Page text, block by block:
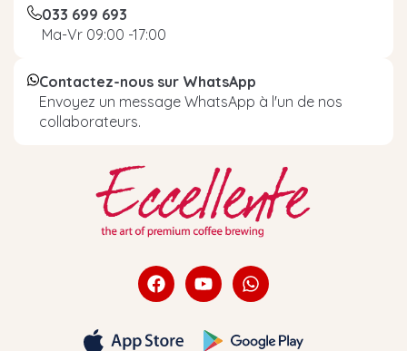
033 699 693
Ma-Vr 09:00 -17:00
Contactez-nous sur WhatsApp
Envoyez un message WhatsApp à l'un de nos
collaborateurs.